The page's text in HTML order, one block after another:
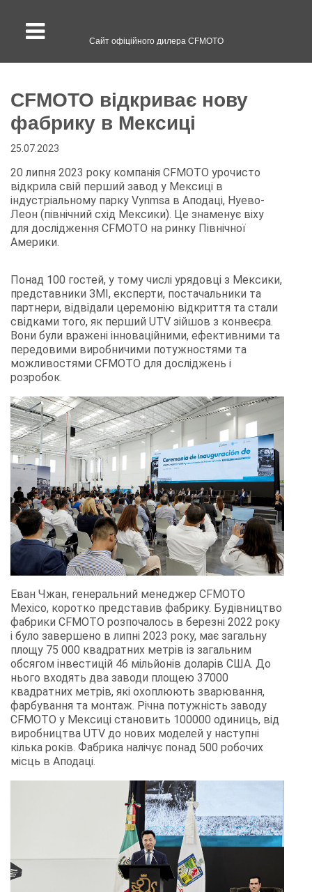
Сайт офіційного дилера CFMOTO
CFMOTO відкриває нову
фабрику в Мексиці
25.07.2023
20 липня 2023 року компанія CFMOTO урочисто
відкрила свій перший завод у Мексиці в
індустріальному парку Vynmsa в Аподаці, Нуево-
Леон (північний схід Мексики). Це знаменує віху
для дослідження CFMOTO на ринку Північної
Америки.
Понад 100 гостей, у тому числі урядовці з Мексики,
представники ЗМІ, експерти, постачальники та
партнери, відвідали церемонію відкриття та стали
свідками того, як перший UTV зійшов з конвеєра.
Вони були вражені інноваційними, ефективними та
передовими виробничими потужностями та
можливостями CFMOTO для досліджень і
розробок.
Еван Чжан, генеральний менеджер CFMOTO
Mexico, коротко представив фабрику. Будівництво
фабрики CFMOTO розпочалось в березні 2022 року
і було завершено в липні 2023 року, має загальну
площу 75 000 квадратних метрів із загальним
обсягом інвестицій 46 мільйонів доларів США. До
нього входять два заводи площею 37000
квадратних метрів, які охоплюють зварювання,
фарбування та монтаж. Річна потужність заводу
CFMOTO у Мексиці становить 100000 одиниць, від
виробництва UTV до нових моделей у наступні
кілька років. Фабрика налічує понад 500 робочих
місць в Аподаці.